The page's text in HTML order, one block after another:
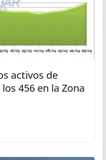
activos de
456 en la Zona